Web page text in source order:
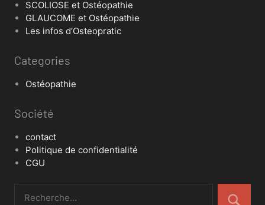
SCOLIOSE et Ostéopathie
GLAUCOME et Ostéopathie
Les infos d’Osteopratic
Categories
Ostéopathie
Société
contact
Politique de confidentialité
CGU